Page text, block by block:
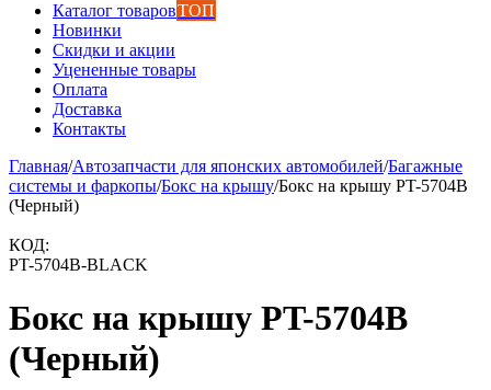
Каталог товаровТОП
Новинки
Скидки и акции
Уцененные товары
Оплата
Доставка
Контакты
Главная/Автозапчасти для японских автомобилей/Багажные
системы и фаркопы/Бокс на крышу/Бокс на крышу PT-5704B
(Черный)
КОД:
PT-5704B-BLACK
Бокс на крышу PT-5704B
(Черный)